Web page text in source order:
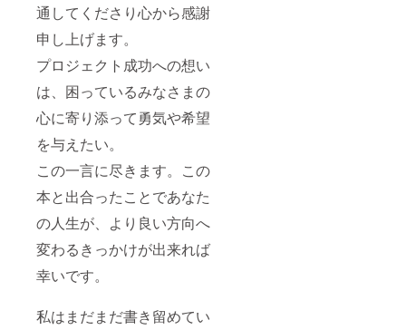
通してくださり心から感謝
申し上げます。
プロジェクト成功への想い
は、困っているみなさまの
心に寄り添って勇気や希望
を与えたい。
この一言に尽きます。この
本と出合ったことであなた
の人生が、より良い方向へ
変わるきっかけが出来れば
幸いです。
私はまだまだ書き留めてい